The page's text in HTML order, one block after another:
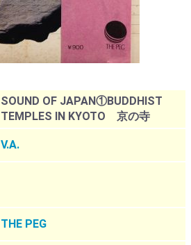
SOUND OF JAPAN①BUDDHIST
TEMPLES IN KYOTO 京の寺
V.A.
THE PEG